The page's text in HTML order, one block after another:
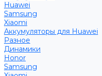
Huawei
Samsung
Xiaomi
Аккумуляторы для Huawei
Разное
Динамики
Honor
Samsung